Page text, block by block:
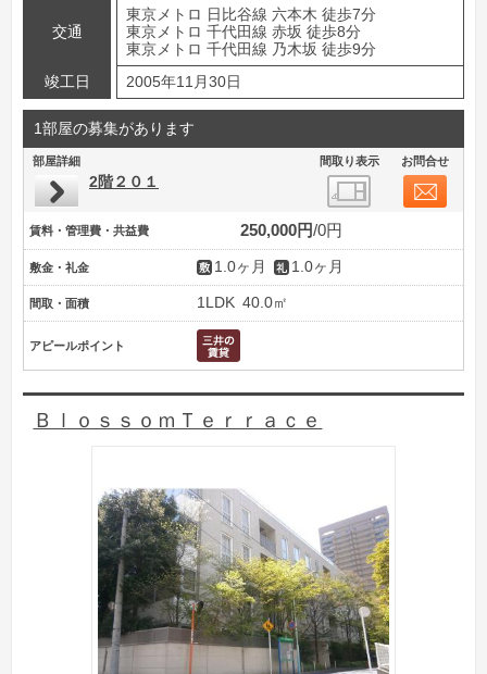
交通
東京メトロ 日比谷線 六本木 徒歩7分
東京メトロ 千代田線 赤坂 徒歩8分
東京メトロ 千代田線 乃木坂 徒歩9分
竣工日
2005年11月30日
1部屋の募集があります
部屋詳細 間取り表示 お問合せ
2階２０１
賃料・管理費・共益費 250,000円 0円
敷金・礼金 1.0ヶ月 1.0ヶ月
間取・面積 1LDK 40.0㎡
アピールポイント
ＢｌｏｓｓｏｍＴｅｒｒａｃｅ